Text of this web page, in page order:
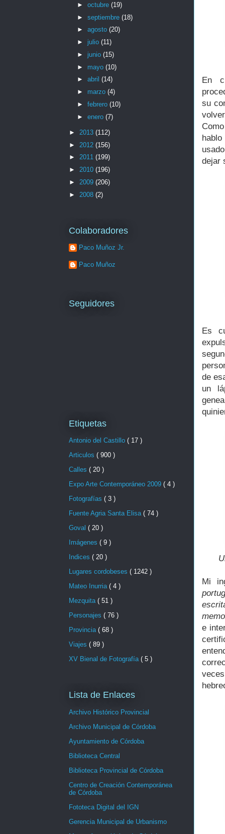
En
su
dejar
Es
de
un
Mi
e
► octubre (19)
► septiembre (18)
► agosto (20)
► julio (11)
► junio (15)
► mayo (10)
► abril (14)
► marzo (4)
► febrero (10)
► enero (7)
► 2013 (112)
► 2012 (156)
► 2011 (199)
► 2010 (196)
► 2009 (206)
► 2008 (2)
Colaboradores
Paco Muñoz Jr.
Paco Muñoz
Seguidores
Etiquetas
Antonio del Castillo ( 17 )
Articulos ( 900 )
Calles ( 20 )
Expo Arte Contemporáneo 2009 ( 4 )
Fotografías ( 3 )
Fuente Agria Santa Elisa ( 74 )
Goval ( 20 )
Imágenes ( 9 )
Indices ( 20 )
Lugares cordobeses ( 1242 )
Mateo Inurria ( 4 )
Mezquita ( 51 )
Personajes ( 76 )
Provincia ( 68 )
Viajes ( 89 )
XV Bienal de Fotografía ( 5 )
Lista de Enlaces
Archivo Histórico Provincial
Archivo Municipal de Córdoba
Ayuntamiento de Córdoba
Biblioteca Central
Biblioteca Provincial de Córdoba
Centro de Creación Contemporánea
de Córdoba
Fototeca Digital del IGN
Gerencia Municipal de Urbanismo